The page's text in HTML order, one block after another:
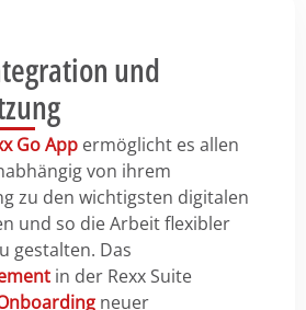
und
Go App ermöglicht es allen
von ihrem
zu den wichtigsten digitalen
und so die Arbeit flexibler
gestalten. Das
in der Rexx Suite
neuer